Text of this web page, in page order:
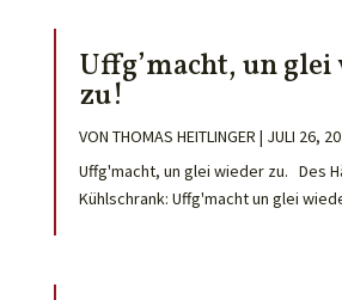
Uffg’macht, un
zu!
VON THOMAS HEITLINGER | JULI 26,
Uffg'macht, un glei wieder zu. Des
Kühlschrank: Uffg'macht un glei